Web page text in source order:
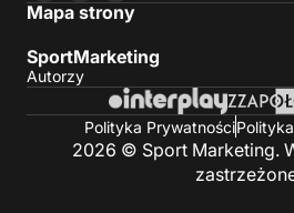
Mapa strony
SportMarketing
Autorzy
Polityka Prywatności
2026 © Sport Marketing.